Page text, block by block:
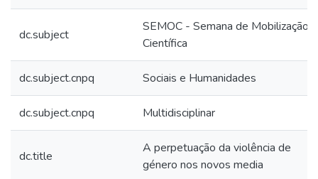
dc.subject
SEMOC - Semana de Mobilização
Científica
dc.subject.cnpq Sociais e Humanidades
dc.subject.cnpq Multidisciplinar
dc.title
A perpetuação da violência de
género nos novos media